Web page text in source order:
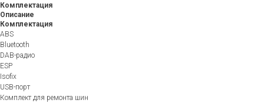
Комплектация
Описание
Комплектация
ABS
Bluetooth
DAB-радио
ESP
Isofix
USB-порт
Комплект для ремонта шин